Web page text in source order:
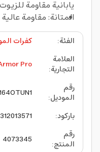
يابانية مقاومة
المتانة: مقاومة
الفئة:
كفرات
العلامة
التجارية:
Pro
رقم
الموديل:
باركود:
رقم
المنتج:
4073345